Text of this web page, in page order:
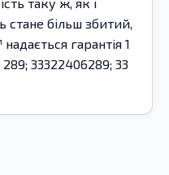
стане більш збитий,
гарантія 1
33322406289; 33